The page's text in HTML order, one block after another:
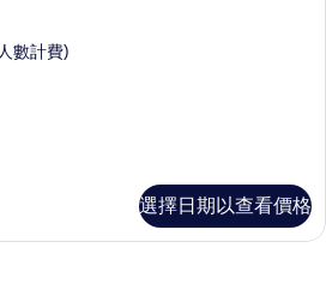
數計費)
選擇日期以查看價格